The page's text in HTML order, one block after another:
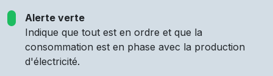
Alerte verte
Indique que tout est en ordre et que la
consommation est en phase avec la production
d'électricité.